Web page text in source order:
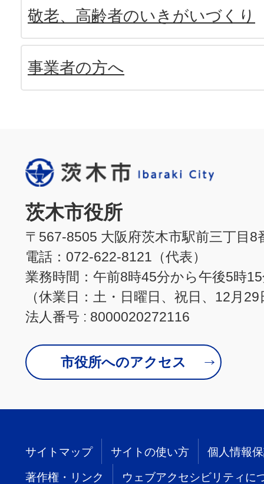
敬老、高齢者のいきがいづくり
事業者の方へ
茨木市役所
〒567-8505 大阪府茨木市駅前三丁目8
電話：072-622-8121（代表）
業務時間：午前8時45分から午後5時
（休業日：土・日曜日、祝日、12月
法人番号 : 8000020272116
市役所へのアクセス
サイトマップ サイトの使い方 個人情報
著作権・リンク ウェブアクセシビリティに